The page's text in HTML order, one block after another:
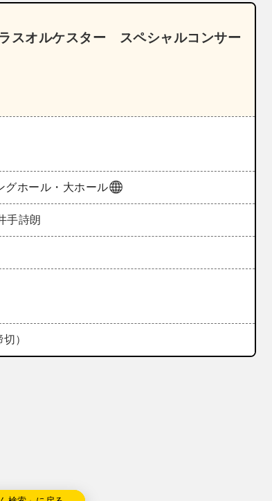
スオルケスター スペシャルコンサー
グホール・大ホール
手詩朗
）